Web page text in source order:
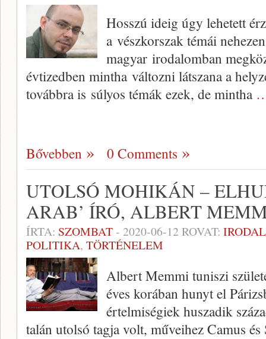
Hosszú ideig úgy lehetett
a vészkorszak témái
magyar irodalomban
évtizedben mintha változni látszana a
továbbra is súlyos témák ezek, de mintha
Bővebben 0 Comments
UTOLSÓ MOHIKÁN –
ARAB’ ÍRÓ, ALBERT
ÍRTA: SZOMBAT- 2020-06-12 ROVAT:
POLITIKA, TÖRTÉNELEM
Albert Memmi tuniszi
éves korában hunyt el
értelmiségiek huszadik
talán utolsó tagja volt, műveihez Camus